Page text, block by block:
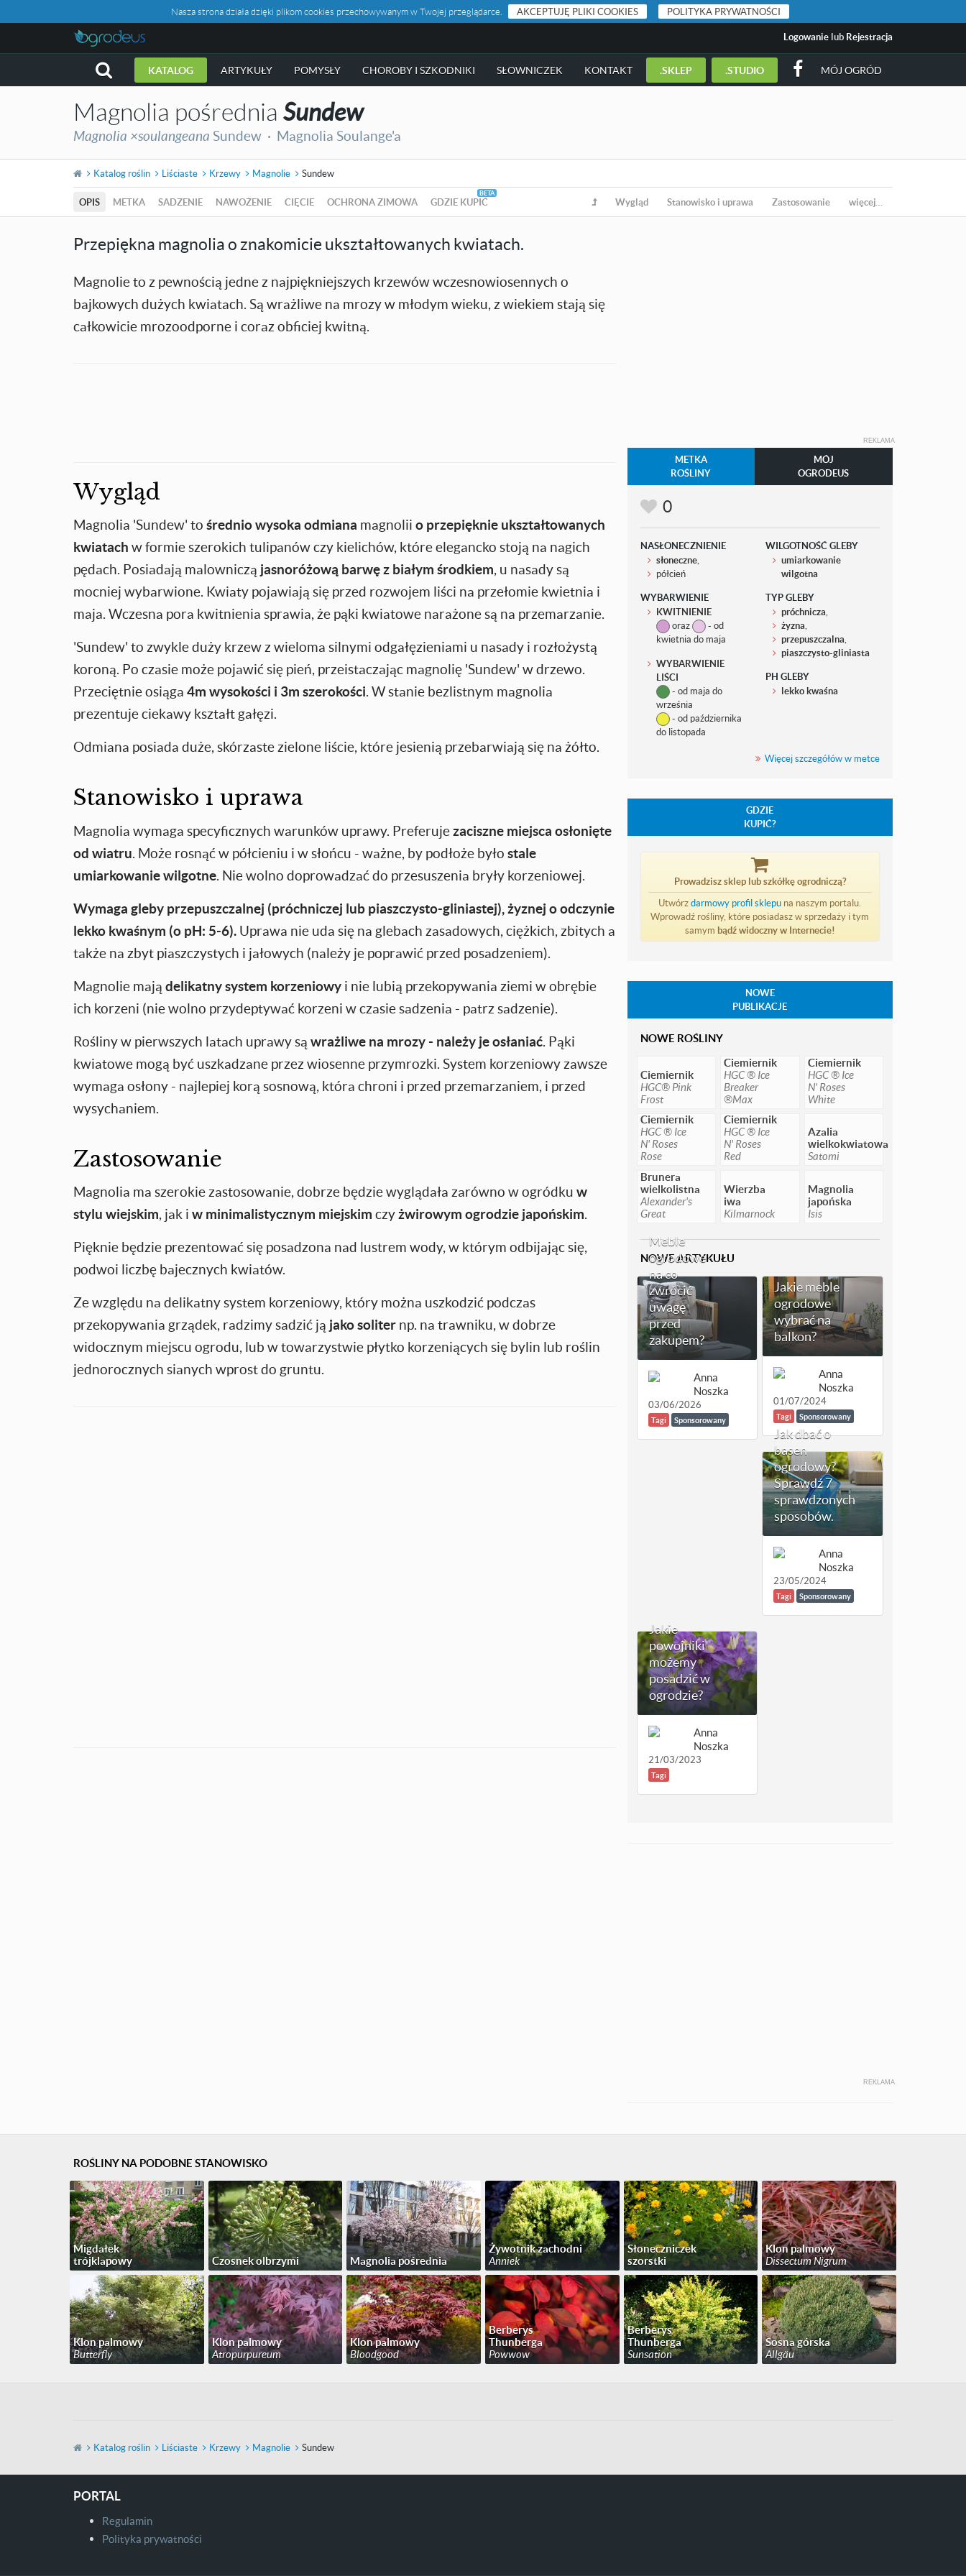
Nasza strona działa dzięki plikom cookies przechowywanym w Twojej przeglądarce. AKCEPTUJĘ PLIKI COOKIES POLITYKA PRYWATNOŚCI
Logowanie lub Rejestracja
KATALOG ARTYKUŁY POMYSŁY CHOROBY I SZKODNIKI SŁOWNICZEK KONTAKT .SKLEP .STUDIO MÓJ OGRÓD
Magnolia pośrednia Sundew
Magnolia ×soulangeana Sundew · Magnolia Soulange'a
Katalog roślin Liściaste Krzewy Magnolie Sundew
OPIS METKA SADZENIE NAWOŻENIE CIĘCIE OCHRONA ZIMOWA GDZIE KUPIĆ Wygląd Stanowisko i uprawa Zastosowanie więcej…
Przepiękna magnolia o znakomicie ukształtowanych kwiatach.
Magnolie to z pewnością jedne z najpiękniejszych krzewów wczesnowiosennych o
bajkowych dużych kwiatach. Są wrażliwe na mrozy w młodym wieku, z wiekiem stają się
całkowicie mrozoodporne i coraz obficiej kwitną.
Wygląd
Magnolia 'Sundew' to średnio wysoka odmiana magnolii o przepięknie ukształtowanych
kwiatach w formie szerokich tulipanów czy kielichów, które elegancko stoją na nagich
pędach. Posiadają malowniczą jasnoróżową barwę z białym środkiem, u nasady są
mocniej wybarwione. Kwiaty pojawiają się przed rozwojem liści na przełomie kwietnia i
maja. Wczesna pora kwitnienia sprawia, że pąki kwiatowe narażone są na przemarzanie.
'Sundew' to zwykle duży krzew z wieloma silnymi odgałęzieniami u nasady i rozłożystą
koroną. Po czasie może pojawić się pień, przeistaczając magnolię 'Sundew' w drzewo.
Przeciętnie osiąga 4m wysokości i 3m szerokości. W stanie bezlistnym magnolia
prezentuje ciekawy kształt gałęzi.
Odmiana posiada duże, skórzaste zielone liście, które jesienią przebarwiają się na żółto.
Stanowisko i uprawa
Magnolia wymaga specyficznych warunków uprawy. Preferujezaciszne miejsca osłonięte
od wiatru. Może rosnąć w półcieniu i w słońcu - ważne, by podłoże było stale
umiarkowanie wilgotne. Nie wolno doprowadzać do przesuszenia bryły korzeniowej.
Wymaga gleby przepuszczalnej (próchniczej lub piaszczysto-gliniastej), żyznej o odczynie
lekko kwaśnym (o pH: 5-6). Uprawa nie uda się na glebach zasadowych, ciężkich, zbitych a
także na zbyt piaszczystych i jałowych (należy je poprawić przed posadzeniem).
Magnolie mają delikatny system korzeniowy i nie lubią przekopywania ziemi w obrębie
ich korzeni (nie wolno przydeptywać korzeni w czasie sadzenia - patrz sadzenie).
Rośliny w pierwszych latach uprawy są wrażliwe na mrozy - należy je osłaniać. Pąki
kwiatowe mogą być uszkadzane przez wiosenne przymrozki. System korzeniowy zawsze
wymaga osłony - najlepiej korą sosnową, która chroni i przed przemarzaniem, i przed
wysychaniem.
Zastosowanie
Magnolia ma szerokie zastosowanie, dobrze będzie wyglądała zarówno w ogródku w
stylu wiejskim, jak i w minimalistycznym miejskim czyżwirowym ogrodzie japońskim.
Pięknie będzie prezentować się posadzona nad lustrem wody, w którym odbijając się,
podwoi liczbę bajecznych kwiatów.
Ze względu na delikatny system korzeniowy, który można uszkodzić podczas
przekopywania grządek, radzimy sadzić ją jako soliter np. na trawniku, w dobrze
widocznym miejscu ogrodu, lub w towarzystwie płytko korzeniących się bylin lub roślin
jednorocznych sianych wprost do gruntu.
REKLAMA
METKA
ROŚLINY
MÓJ
OGRODEUS
0
NASŁONECZNIENIE
słoneczne,
półcień
WYBARWIENIE
KWITNIENIE
oraz
- od
kwietnia do maja
WYBARWIENIE
LIŚCI
- od maja do
września
- od października
do listopada
WILGOTNOŚĆ GLEBY
umiarkowanie
wilgotna
TYP GLEBY
próchnicza
żyzna
przepuszczalna
piaszczysto-gliniasta
PH GLEBY
lekko kwaśna
Więcej szczegółów w metce
GDZIE
KUPIĆ?
Prowadzisz sklep lub szkółkę ogrodniczą?
Utwórzdarmowy profil sklepu na naszym portalu.
Wprowadź rośliny, które posiadasz w sprzedaży i tym
samym bądź widoczny w Internecie!
NOWE
PUBLIKACJE
NOWE ROŚLINY
Ciemiernik
HGC® Pink
Frost
Ciemiernik
HGC ® Ice
Breaker
®Max
Ciemiernik
HGC ® Ice
N' Roses
White
Ciemiernik
HGC ® Ice
N' Roses
Rose
Ciemiernik
HGC ® Ice
N' Roses
Red
Azalia
wielkokwiatowa
Satomi
Brunera
wielkolistna
Alexander's
Great
Wierzba
iwa
Kilmarnock
Magnolia
japońska
Isis
NOWE ARTYKUŁU
Meble
ogrodowe -
na co
zwrócić
uwagę
przed
zakupem?
Anna
Noszka
03/06/2026
Tagi Sponsorowany
Jakie meble
ogrodowe
wybrać na
balkon?
Anna
Noszka
01/07/2024
Tagi Sponsorowany
Jak dbać o
basen
ogrodowy?
Sprawdź 7
sprawdzonych
sposobów.
Anna
Noszka
23/05/2024
Tagi Sponsorowany
Jakie
powojniki
możemy
posadzić w
ogrodzie?
Anna
Noszka
21/03/2023
Tagi
REKLAMA
ROŚLINY NA PODOBNE STANOWISKO
Migdałek
trójklapowy
Czosnek olbrzymi Magnolia pośrednia
Żywotnik zachodni
Anniek
Słoneczniczek
szorstki
Klon palmowy
Dissectum Nigrum
Klon palmowy
Butterfly
Klon palmowy
Atropurpureum
Klon palmowy
Bloodgood
Berberys
Thunberga
Powwow
Berberys
Thunberga
Sunsation
Sosna górska
Allgäu
Katalog roślin Liściaste Krzewy Magnolie Sundew
PORTAL
Regulamin
Polityka prywatności